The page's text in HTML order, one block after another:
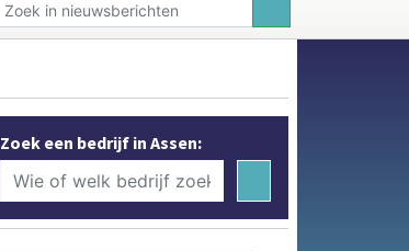
Zoek een bedrijf in Assen: